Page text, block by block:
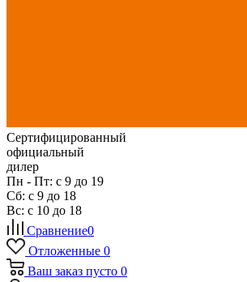
Сертифицированный
официальный
дилер
Пн - Пт: с 9 до 19
Сб: с 9 до 18
Вс: с 10 до 18
Сравнение0
Отложенные 0
Ваш заказ пусто 0